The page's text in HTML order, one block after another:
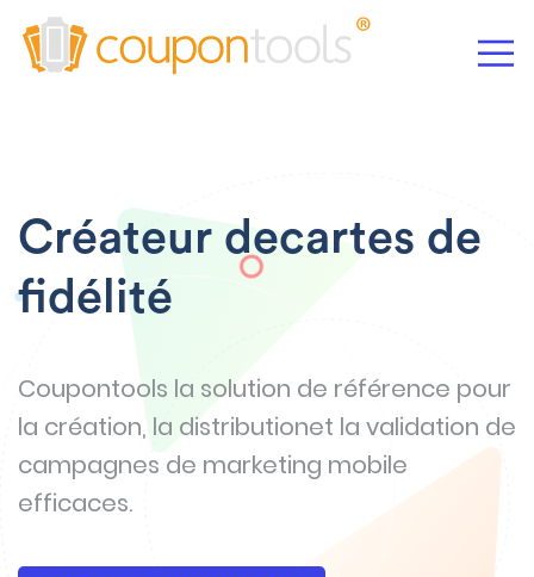
Créateur decartes de
fidélité
Coupontools la solution de référence pour
la création, la distributionet la validation de
campagnes de marketing mobile
efficaces.